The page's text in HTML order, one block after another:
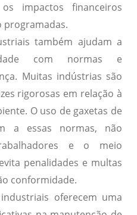
impactos financeiros
programadas.
também ajudam a
com normas e
Muitas indústrias são
rigorosas em relação à
O uso de gaxetas de
a essas normas, não
e o meio
penalidades e multas
conformidade.
oferecem uma